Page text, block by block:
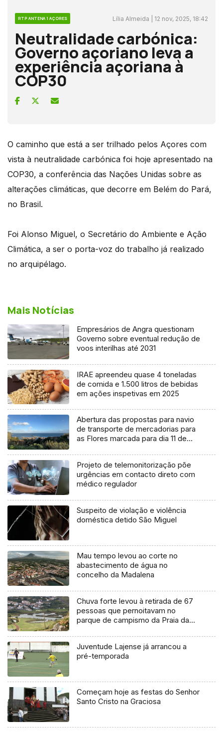
RTP ANTENA 1 AÇORES Lília Almeida | 12 nov, 2025, 18:42
Neutralidade carbónica:
Governo açoriano leva a
experiência açoriana à
COP30
O caminho que está a ser trilhado pelos Açores com
vista à neutralidade carbónica foi hoje apresentado na
COP30, a conferência das Nações Unidas sobre as
alterações climáticas, que decorre em Belém do Pará,
no Brasil.
Foi Alonso Miguel, o Secretário do Ambiente e Ação
Climática, a ser o porta-voz do trabalho já realizado
no arquipélago.
Mais Notícias
Empresários de Angra questionam
Governo sobre eventual redução de
voos interilhas até 2031
IRAE apreendeu quase 4 toneladas
de comida e 1.500 litros de bebidas
em ações inspetivas em 2025
Abertura das propostas para navio
de transporte de mercadorias para
as Flores marcada para dia 11 de
Projeto de telemonitorização põe
urgências em contacto direto com
médico regulador
Suspeito de violação e violência
doméstica detido São Miguel
Mau tempo levou ao corte no
abastecimento de água no
concelho da Madalena
Chuva forte levou à retirada de 67
pessoas que pernoitavam no
parque de campismo da Praia da
Juventude Lajense já arrancou a
pré-temporada
Começam hoje as festas do Senhor
Santo Cristo na Graciosa